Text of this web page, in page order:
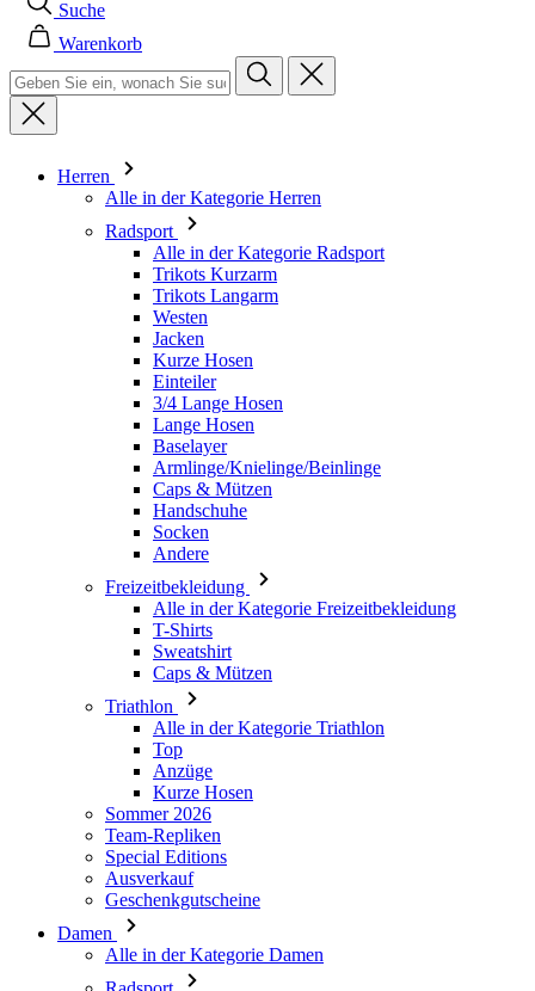
Herren
Alle in der Kategorie Herren
Trikots Langarm
Westen
Jacken
Kurze Hosen
Einteiler
3/4 Lange Hosen
Lange Hosen
Baselayer
Armlinge/Knielinge/Beinlinge
Caps & Mützen
Handschuhe
Socken
Andere
Freizeitbekleidung
Alle in der Kategorie Freizeitbekleidung
T-Shirts
Sweatshirt
Caps & Mützen
Triathlon
Alle in der Kategorie Triathlon
Top
Anzüge
Kurze Hosen
Sommer 2026
Team-Repliken
Special Editions
Ausverkauf
Geschenkgutscheine
Damen
Alle in der Kategorie Damen
Radsport
Alle in der Kategorie Radsport
Trikots Langarm
Westen